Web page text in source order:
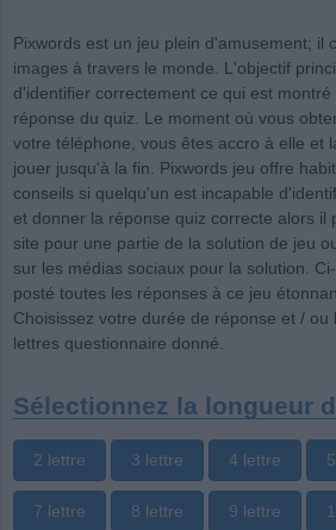
Pixwords est un jeu plein d'amusement; il
images à travers le monde. L'objectif
d'identifier correctement ce qui est
réponse du quiz. Le moment où vous
votre téléphone, vous êtes accro à elle et
jouer jusqu'à la fin. Pixwords jeu offre
conseils si quelqu'un est incapable
et donner la réponse quiz correcte alors il
site pour une partie de la solution de jeu
sur les médias sociaux pour la solution.
posté toutes les réponses à ce jeu
Choisissez votre durée de réponse et / ou
lettres questionnaire donné.
Sélectionnez la longueur
2 lettre 3 lettre 4 lettre
7 lettre 8 lettre 9 lettre